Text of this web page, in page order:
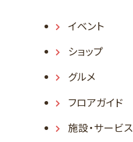
イベント
ショップ
グルメ
フロアガイド
施設・サービス